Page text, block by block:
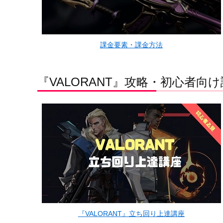
課金要素・課金方法
『VALORANT』攻略・初心者向
『VALORANT』立ち回り上達講座